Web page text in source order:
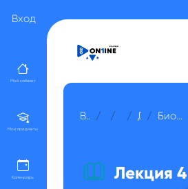
Вход
Мой кабинет
Мои предметы
Календарь
В начало КурсыПрочее
Для гостей Биотехнология микроорганизмов
Лекция 4